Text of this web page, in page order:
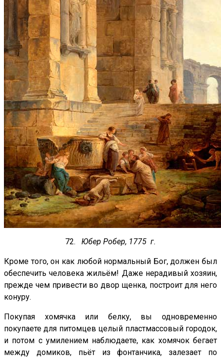
72. Юбер Робер, 1775 г.
Кроме того, он как любой нормальный Бог, должен был
обеспечить человека жильём! Даже нерадивый хозяин,
прежде чем привести во двор щенка, построит для него
конуру.
Покупая хомячка или белку, вы одновременно
покупаете для питомцев целый пластмассовый городок,
и потом с умилением наблюдаете, как хомячок бегает
между домиков, пьёт из фонтанчика, залезает по